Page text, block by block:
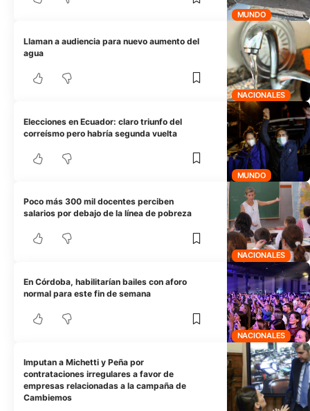
MUNDO
NACIONALES
Llaman a audiencia para nuevo aumento del
agua
MUNDO
Elecciones en Ecuador: claro triunfo del
correísmo pero habría segunda vuelta
NACIONALES
Poco más 300 mil docentes perciben
salarios por debajo de la línea de pobreza
NACIONALES
En Córdoba, habilitarían bailes con aforo
normal para este fin de semana
Imputan a Michetti y Peña por
contrataciones irregulares a favor de
empresas relacionadas a la campaña de
Cambiemos